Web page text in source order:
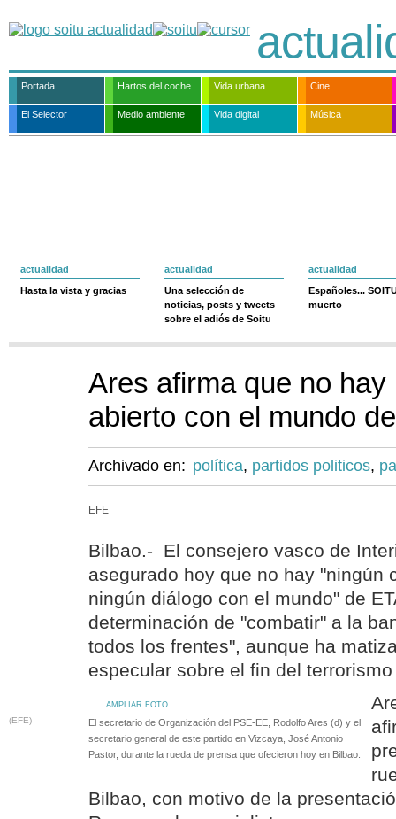
Portada Hartos del coche Vida urbana Cine
El Selector Medio ambiente Vida digital Música
actualidad
Hasta la vista y gracias
actualidad
Una selección de
noticias, posts y tweets
sobre el adiós de Soitu
actualidad
Españoles...
muerto
Ares afirma que no hay
abierto con el mundo
Archivado en: política, partidos politicos,
EFE
Bilbao.- El consejero vasco de
asegurado hoy que no hay "ningún
ningún diálogo con el mundo" de
determinación de "combatir" a la
todos los frentes", aunque ha
especular sobre el fin del
AMPLIAR FOTO
(EFE)
El secretario de Organización del PSE-EE, Rodolfo Ares (d) y el
secretario general de este partido en Vizcaya, José Antonio
Pastor, durante la rueda de prensa que ofecieron hoy en Bilbao.
Bilbao, con motivo de la